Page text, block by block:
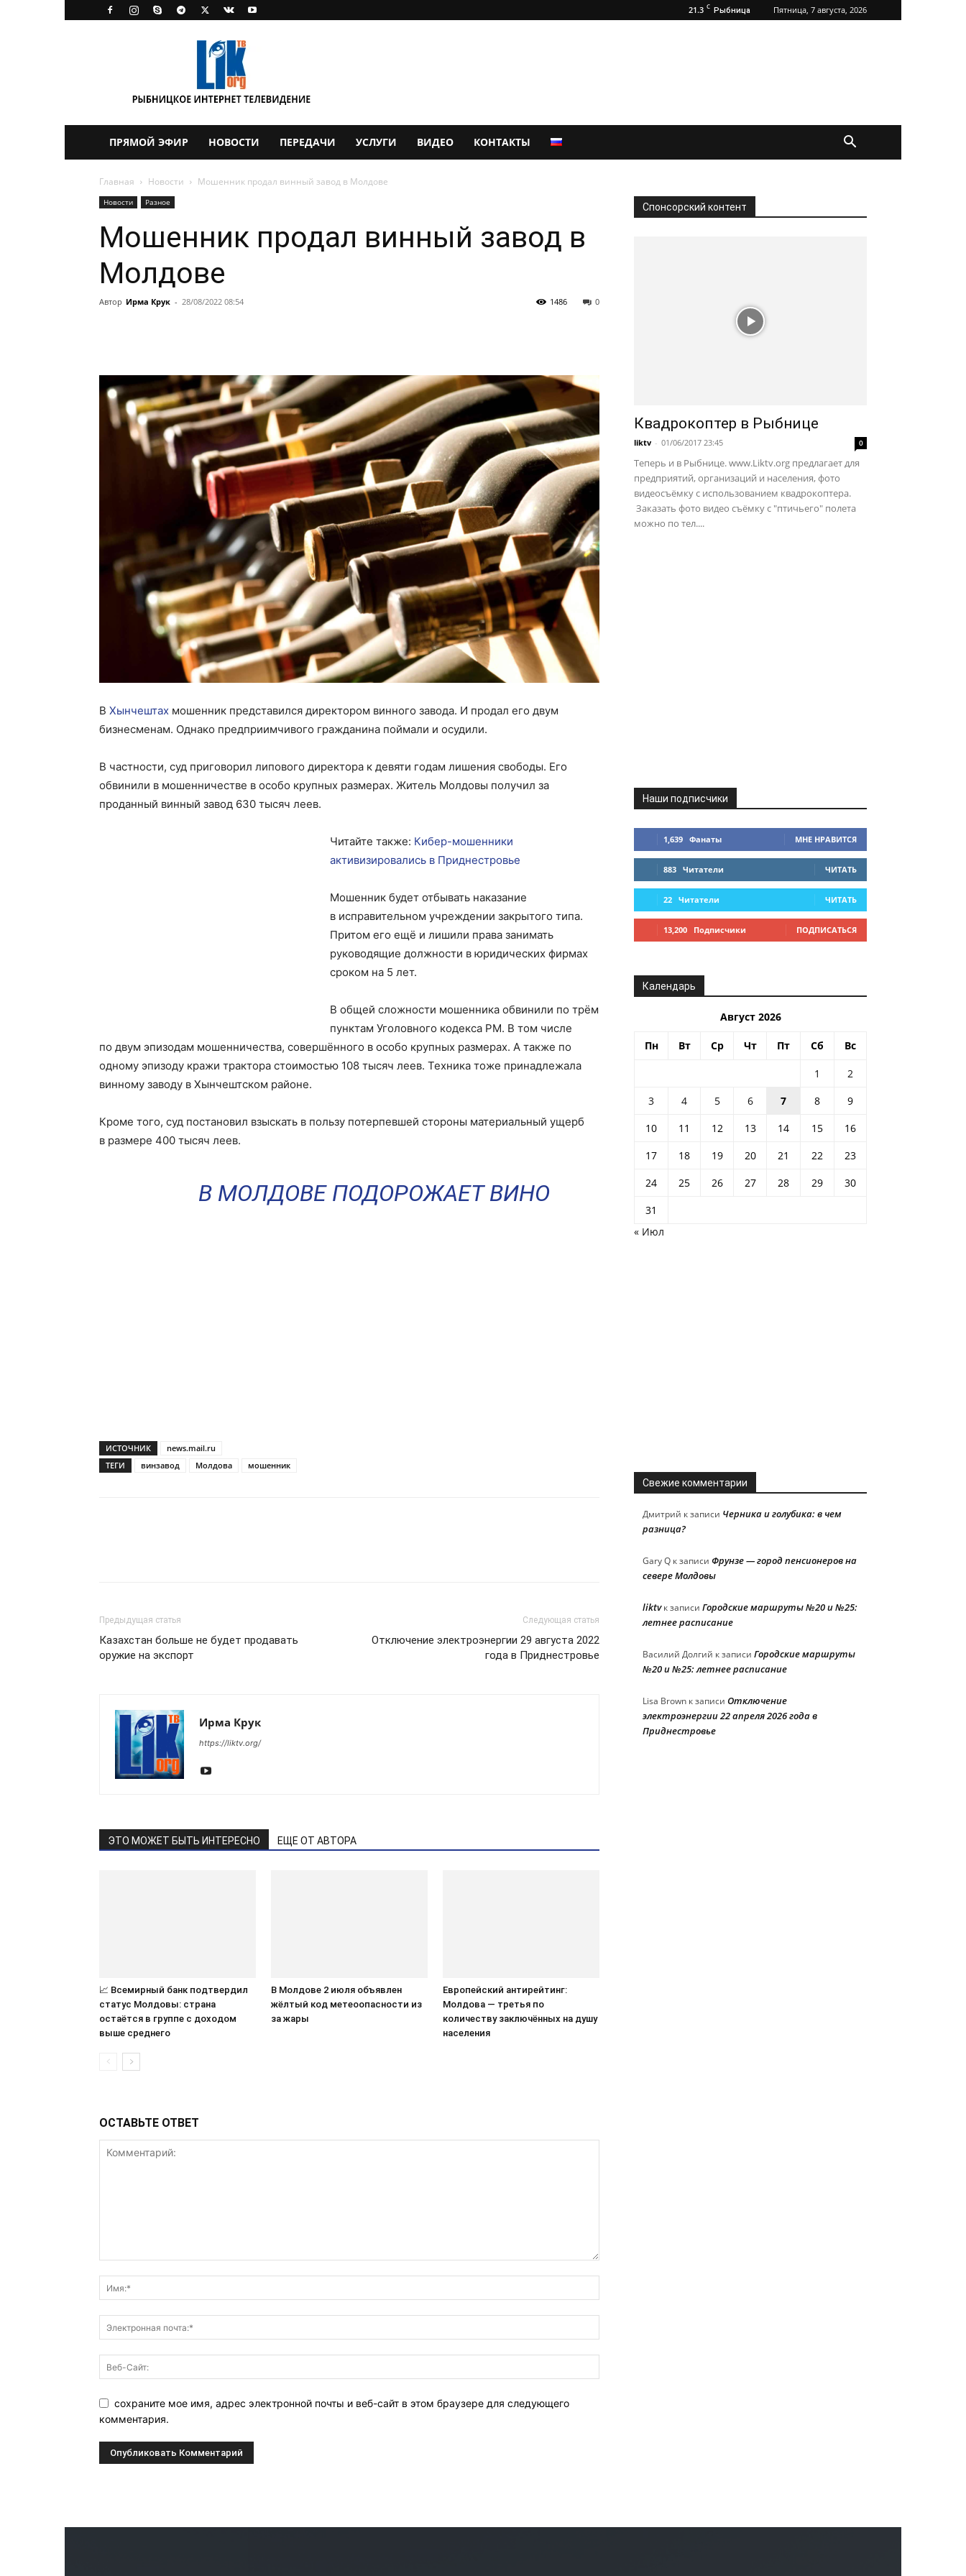
21.3 C Рыбница Пятница, 7 августа, 2026
ПРЯМОЙ ЭФИР НОВОСТИ ПЕРЕДАЧИ УСЛУГИ ВИДЕО КОНТАКТЫ
Главная Новости Мошенник продал винный завод в Молдове
Новости Разное
Мошенник продал винный завод в
Молдове
Автор Ирма Крук - 28/08/2022 08:54 0
1486
В Хынчештах мошенник представился директором винного завода. И продал его двум
бизнесменам. Однако предприимчивого гражданина поймали и осудили.
В частности, суд приговорил липового директора к девяти годам лишения свободы. Его
обвинили в мошенничестве в особо крупных размерах. Житель Молдовы получил за
проданный винный завод 630 тысяч леев.
Читайте также: Кибер-мошенники
активизировались в Приднестровье
Мошенник будет отбывать наказание
в исправительном учреждении закрытого типа.
Притом его ещё и лишили права занимать
руководящие должности в юридических фирмах
сроком на 5 лет.
В общей сложности мошенника обвинили по трём
пунктам Уголовного кодекса РМ. В том числе
по двум эпизодам мошенничества, совершённого в особо крупных размерах. А также по
одному эпизоду кражи трактора стоимостью 108 тысяч леев. Техника тоже принадлежала
винному заводу в Хынчештском районе.
Кроме того, суд постановил взыскать в пользу потерпевшей стороны материальный ущерб
в размере 400 тысяч леев.
В МОЛДОВЕ ПОДОРОЖАЕТ ВИНО
ИСТОЧНИК
news.mail.ru
ТЕГИ
винзавод Молдова мошенник
Предыдущая статья
Казахстан больше не будет продавать
оружие на экспорт
Следующая статья
Отключение электроэнергии 29 августа 2022
года в Приднестровье
Ирма Крук
https://liktv.org/
ЭТО МОЖЕТ БЫТЬ ИНТЕРЕСНО ЕЩЕ ОТ АВТОРА
📈 Всемирный банк подтвердил
статус Молдовы: страна
остаётся в группе с доходом
выше среднего
В Молдове 2 июля объявлен
жёлтый код метеоопасности из
за жары
Европейский антирейтинг:
Молдова — третья по
количеству заключённых на душу
населения
ОСТАВЬТЕ ОТВЕТ
сохраните мое имя, адрес электронной почты и веб-сайт в этом браузере для следующего
комментария.
Спонсорский контент
Квадрокоптер в Рыбнице
liktv - 01/06/2017 23:45 0
Теперь и в Рыбнице. www.Liktv.org предлагает для
предприятий, организаций и населения, фото
видеосъёмку с использованием квадрокоптера.
Заказать фото видео съёмку с "птичьего" полета
можно по тел....
Наши подписчики
1,639 Фанаты МНЕ НРАВИТСЯ
883 Читатели ЧИТАТЬ
22 Читатели ЧИТАТЬ
13,200 Подписчики ПОДПИСАТЬСЯ
Календарь
Август 2026
Пн Вт Ср Чт Пт Сб Вс
1
2
3
4 5 6 7 8
9
10
11 12 13 14 15
16
17
18 19 20 21 22
23
24
25 26 27 28 29
30
31
« Июл
Свежие комментарии
Дмитрий к записи Черника и голубика: в чем
разница?
Gary Q к записи Фрунзе — город пенсионеров на
севере Молдовы
liktvк записи Городские маршруты №20 и №25:
летнее расписание
Василий Долгий к записи Городские маршруты
№20 и №25: летнее расписание
Lisa Brown к записи Отключение
электроэнергии 22 апреля 2026 года в
Приднестровье